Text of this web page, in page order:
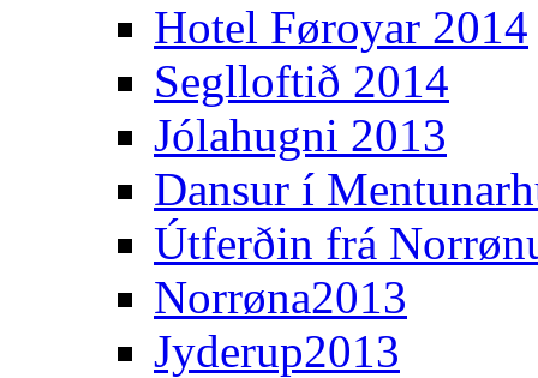
Hotel Føroyar 2014
Seglloftið 2014
Jólahugni 2013
Dansur í
Útferðin frá
Norrøna2013
Jyderup2013